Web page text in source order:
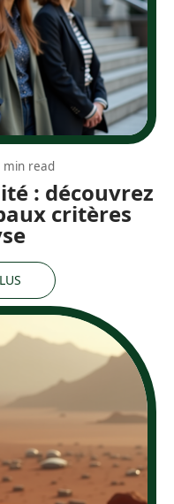
: découvrez
critères
min read